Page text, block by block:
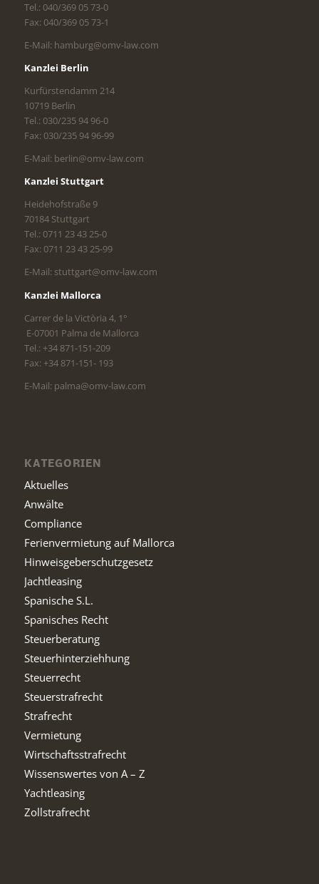
Tel.: 040/369 05 73-0
Fax: 040/369 05 73-1
E-Mail: hamburg@omv-law.com
Kanzlei Berlin
Kurfürstendamm 214
10719 Berlin
Tel.: 030/235 94 96-0
Fax: 030/235 94 96-99
E-Mail: berlin@omv-law.com
Kanzlei Stuttgart
Heidehofstraße 9
70184 Stuttgart
Tel.: 0711 23 43 25-0
Fax: 0711 23 43 25-99
E-Mail: stuttgart@omv-law.com
Kanzlei Mallorca
Carrer de la Victòria 4, 1°
E-07001 Palma de Mallorca
Tel.: +34 871-151-209
Fax: +34 871-151- 193
E-Mail: palma@omv-law.com
KATEGORIEN
Aktuelles
Anwälte
Compliance
Ferienvermietung auf Mallorca
Hinweisgeberschutzgesetz
Jachtleasing
Spanische S.L.
Spanisches Recht
Steuerberatung
Steuerhinterziehhung
Steuerrecht
Steuerstrafrecht
Strafrecht
Vermietung
Wirtschaftsstrafrecht
Wissenswertes von A – Z
Yachtleasing
Zollstrafrecht